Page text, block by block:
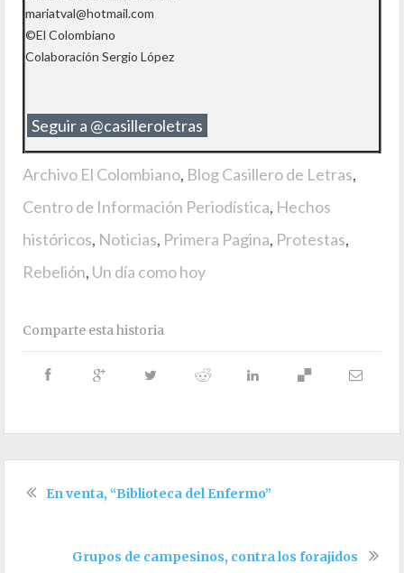
mariatval@hotmail.com
©El Colombiano
Colaboración Sergio López
Seguir a @casilleroletras
Archivo El Colombiano, Blog Casillero de Letras,
Centro de Información Periodística, Hechos
históricos, Noticias, Primera Pagina, Protestas,
Rebelión, Un día como hoy
Comparte esta historia
En venta, “Biblioteca del Enfermo”
Grupos de campesinos, contra los forajidos